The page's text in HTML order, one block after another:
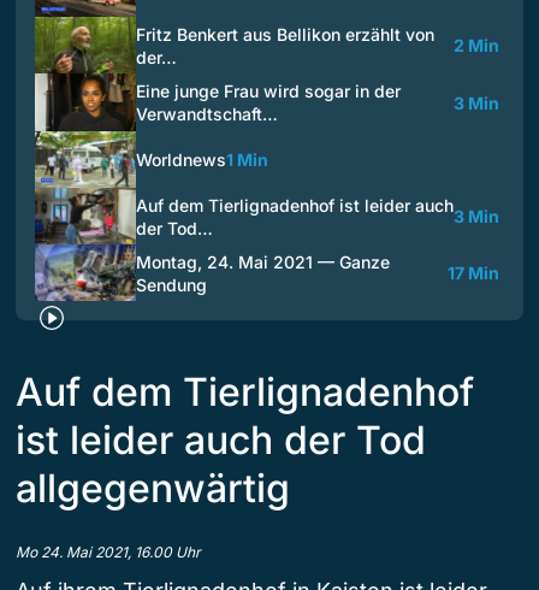
Fritz Benkert aus Bellikon erzählt von
der…
2 Min
Eine junge Frau wird sogar in der
Verwandtschaft…
3 Min
Worldnews1 Min
Auf dem Tierlignadenhof ist leider auch
der Tod…
3 Min
Montag, 24. Mai 2021 — Ganze
Sendung
17 Min
Auf dem Tierlignadenhof
ist leider auch der Tod
allgegenwärtig
Mo 24. Mai 2021, 16.00 Uhr